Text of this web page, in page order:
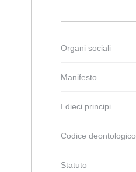
Organi sociali
Manifesto
I dieci principi
Codice deontologico
Statuto